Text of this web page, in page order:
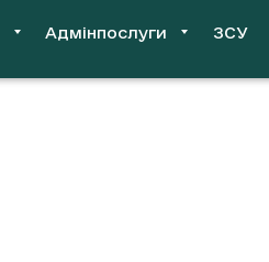
Адмінпослуги ЗСУ